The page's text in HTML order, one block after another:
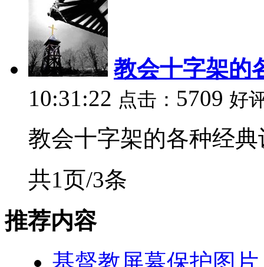
教会十字架的
10:31:22 点击： 5709 好
教会十字架的各种经典
共1页/3条
推荐内容